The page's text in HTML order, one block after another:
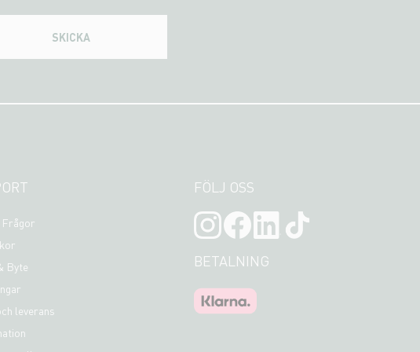
SKICKA
Frågor
Byte
leverans
FÖLJ OSS
BETALNING